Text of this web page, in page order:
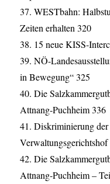
37. WESTbahn:
Zeiten erhalten 320
38. 15 neue KISS-
39. NÖ-
in Bewegung“ 325
40. Die
Attnang-Puchheim 336
41. Diskriminierung
Verwaltungsgerichtshof
42. Die
Attnang-Puchheim –